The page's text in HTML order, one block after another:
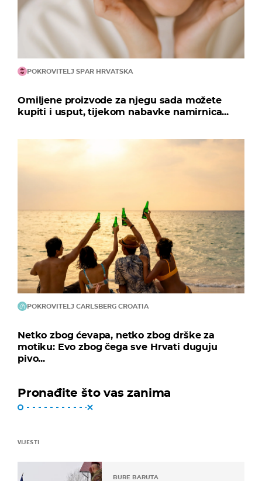
POKROVITELJ SPAR HRVATSKA
Omiljene proizvode za njegu sada možete
kupiti i usput, tijekom nabavke namirnica...
POKROVITELJ CARLSBERG CROATIA
Netko zbog ćevapa, netko zbog drške za
motiku: Evo zbog čega sve Hrvati duguju
pivo...
Pronađite što vas zanima
VIJESTI
BURE BARUTA